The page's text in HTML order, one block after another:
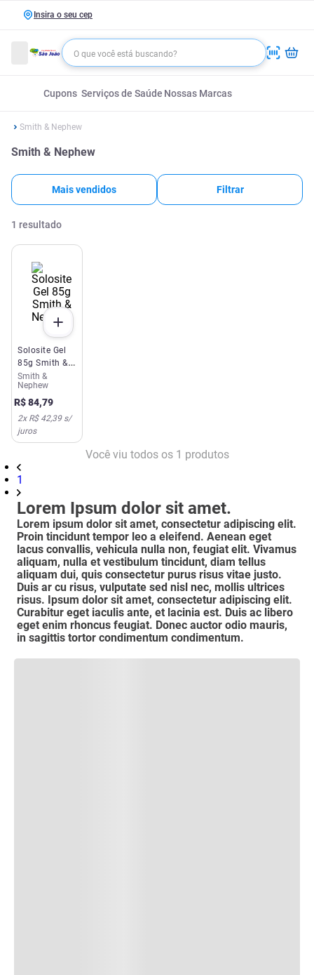
Insira o seu cep
Cupons Serviços de Saúde Nossas Marcas
Smith & Nephew
Smith & Nephew
Mais vendidos Filtrar
1 resultado
Solosite Gel
85g Smith &
Nephew
Smith &
Nephew
R$84,79
2x R$ 42,39s/
juros
Você viu todos os 1 produtos
1
Lorem Ipsum dolor sit amet.
Lorem ipsum dolor sit amet, consectetur adipiscing elit.
Proin tincidunt tempor leo a eleifend. Aenean eget
lacus convallis, vehicula nulla non, feugiat elit. Vivamus
aliquam, nulla et vestibulum tincidunt, diam tellus
aliquam dui, quis consectetur purus risus vitae justo.
Duis ar cu risus, vulputate sed nisl nec, mollis ultrices
risus. Ipsum dolor sit amet, consectetur adipiscing elit.
Curabitur eget iaculis ante, et lacinia est. Duis ac libero
eget enim rhoncus feugiat. Donec auctor odio mauris,
in sagittis tortor condimentum condimentum.